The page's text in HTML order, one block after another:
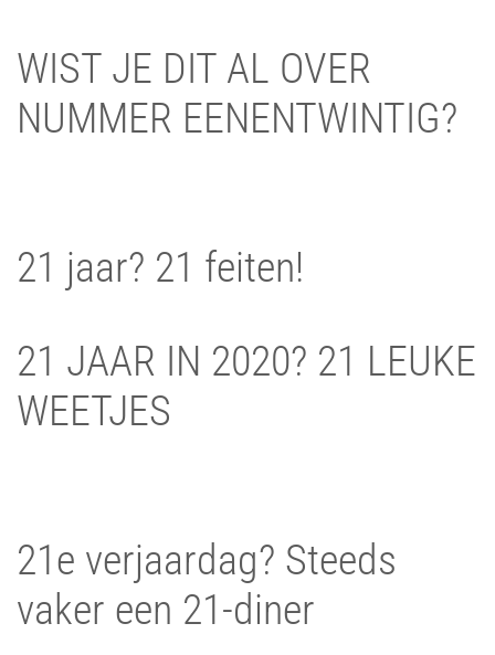
WIST JE DIT AL OVER
NUMMER EENENTWINTIG?
21 jaar? 21 feiten!
21 JAAR IN 2020? 21 LEUKE
WEETJES
21e verjaardag? Steeds
vaker een 21-diner